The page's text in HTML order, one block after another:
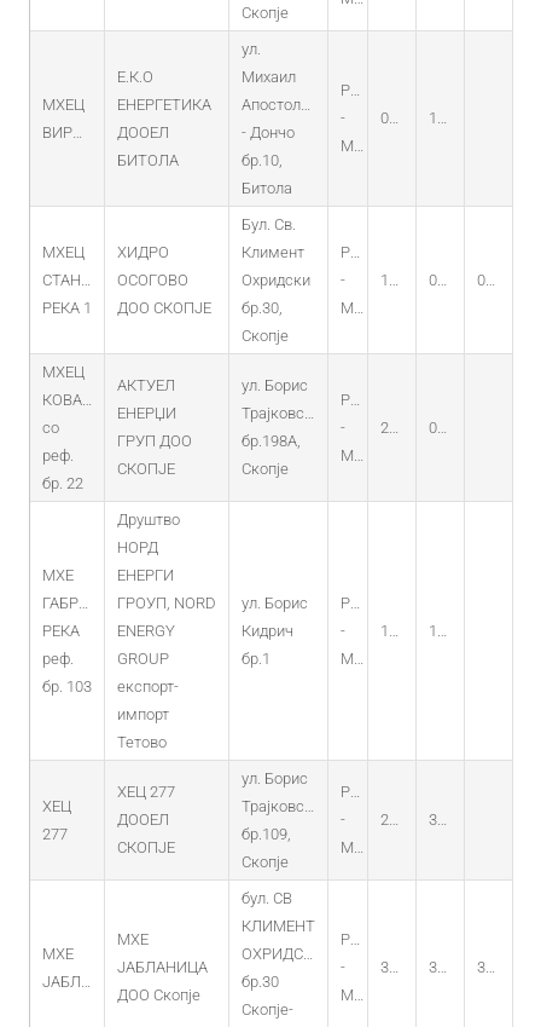
Скопје
МХЕЦ
ВИРОВО
Е.К.О
ЕНЕРГЕТИКА
ДООЕЛ
БИТОЛА
ул.
Михаил
Апостолски
- Дончо
бр.10,
Битола
PO
-
MHEC
08.11.2022 17.10.2022
МХЕЦ
СТАНЕЧКА
РЕКА 1
ХИДРО
ОСОГОВО
ДОО СКОПЈЕ
Бул. Св.
Климент
Охридски
бр.30,
Скопје
PO
-
MHEC
10.07.2017 05.06.2017 05.06.2037
МХЕЦ
КОВАЧКА
со
реф.
бр. 22
АКТУЕЛ
ЕНЕРЏИ
ГРУП ДОО
СКОПЈЕ
ул. Борис
Трајковски
бр.198А,
Скопје
PO
-
MHEC
20.02.2020 06.02.2020
МХЕ
ГАБРОВСКА
РЕКА
реф.
бр. 103
Друштво
НОРД
ЕНЕРГИ
ГРОУП, NORD
ENERGY
GROUP
експорт-
импорт
Тетово
ул. Борис
Кидрич
бр.1
PO
-
MHEC
11.09.2019 11.09.2019
ХЕЦ
277
ХЕЦ 277
ДООЕЛ
СКОПЈЕ
ул. Борис
Трајковски
бр.109,
Скопје
PO
-
MHEC
22.05.2024 30.04.2024
МХЕ
ЈАБЛАНИЦА
МХЕ
ЈАБЛАНИЦА
ДОО Скопје
бул. СВ
КЛИМЕНТ
ОХРИДСКИ
бр.30
Скопје-
PO
-
MHEC
31.12.2015 31.12.2015 31.12.2035